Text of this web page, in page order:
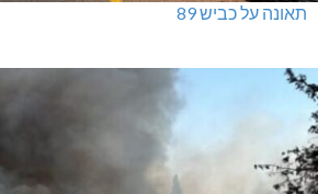
תאונה על כביש 89